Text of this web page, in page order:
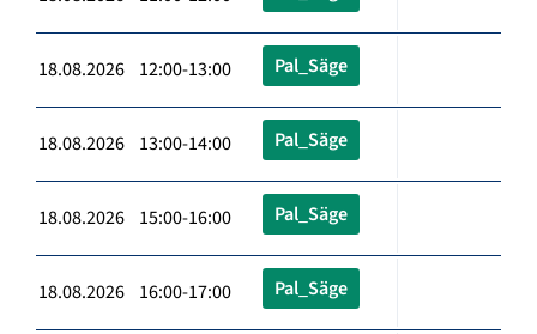
18.08.2026 12:00-13:00 Pal_Säge
18.08.2026 13:00-14:00 Pal_Säge
18.08.2026 15:00-16:00 Pal_Säge
18.08.2026 16:00-17:00 Pal_Säge